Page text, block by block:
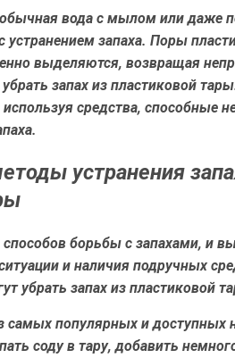
вода с мылом или даже
устранением запаха. Поры
выделяются, возвращая
запах из пластиковой
средства, способные
устранения
борьбы с запахами, и
и наличия подручных
убрать запах из пластиковой
самых популярных и доступных
соду в тару, добавить